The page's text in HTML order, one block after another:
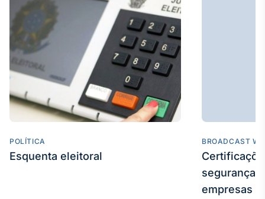
Broadcast
Curadoria
Curadoria de
conteúdos
noticiosos
Soluções de
Tecnologia
Broadcast
Radar
POLÍTICA
Esquenta eleitoral
BROADCAST
segurança
empresas